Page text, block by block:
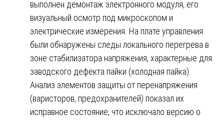
выполнен демонтаж электронного модуля, его
визуальный осмотр под микроскопом и
электрические измерения. На плате управления
были обнаружены следы локального перегрева в
зоне стабилизатора напряжения, характерные для
заводского дефекта пайки (холодная пайка).
Анализ элементов защиты от перенапряжения
(варисторов, предохранителей) показал их
исправное состояние, что исключало версию о